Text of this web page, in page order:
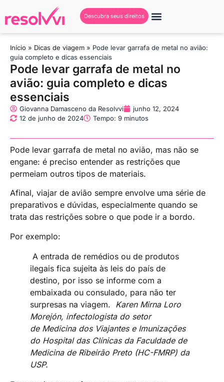
Descubra seus direitos
Início » Dicas de viagem » Pode levar garrafa de metal no avião:
guia completo e dicas essenciais
Pode levar garrafa de metal no
avião: guia completo e dicas
essenciais
Giovanna Damasceno da Resolvvi
junho 12, 2024
12 de junho de 2024
Tempo: 9 minutos
Pode levar garrafa de metal no avião, mas não se
engane: é preciso entender as restrições que
permeiam outros tipos de materiais.
Afinal, viajar de avião sempre envolve uma série de
preparativos e dúvidas, especialmente quando se
trata das restrições sobre o que pode ir a bordo.
Por exemplo:
A entrada de remédios ou de produtos
ilegais fica sujeita às leis do país de
destino, por isso se informe com a
embaixada ou consulado, para não ter
surpresas na viagem. Karen Mirna Loro
Morejón, infectologista do setor
de Medicina dos Viajantes e Imunizações
do Hospital das Clínicas da Faculdade de
Medicina de Ribeirão Preto (HC-FMRP) da
USP.